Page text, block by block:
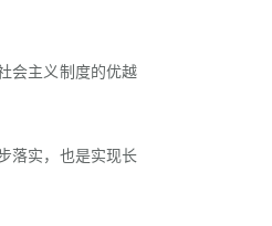
会主义制度的优越
落实，也是实现长